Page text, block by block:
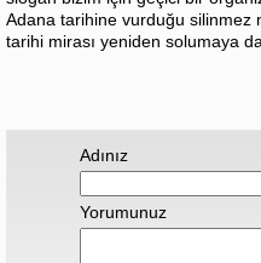
Adana tarihine vurduğu silinmez
tarihi mirası yeniden solumaya
Adınız
Yorumunuz